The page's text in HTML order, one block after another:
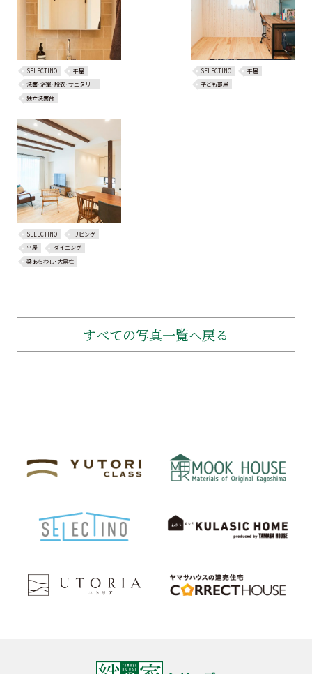
SELECTINO
平屋
洗面･浴室･脱衣･サニタリー
独立洗面台
SELECTINO
平屋
子ども部屋
SELECTINO
リビング
平屋
ダイニング
梁あらわし･大黒柱
すべての写真一覧へ戻る